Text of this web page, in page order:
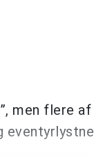
men flere af
eventyrlystne